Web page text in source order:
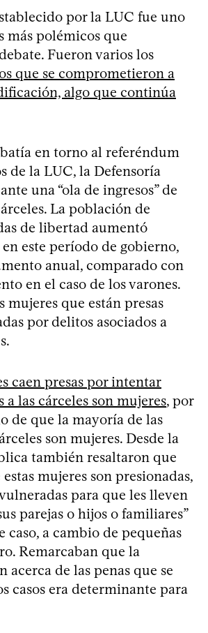
por la LUC fue uno
más polémicos que
Fueron varios los
que se comprometieron a
algo que continúa
en torno al referéndum
de la LUC, la Defensoría
una “ola de ingresos” de
La población de
de libertad aumentó
este período de gobierno,
anual, comparado con
en el caso de los varones.
mujeres que están presas
por delitos asociados a
caen presas por intentar
a las cárceles son mujeres, por
de que la mayoría de las
son mujeres. Desde la
también resaltaron que
mujeres son presionadas,
para que les lleven
parejas o hijos o familiares”
caso, a cambio de pequeñas
Remarcaban que la
acerca de las penas que se
casos era determinante para